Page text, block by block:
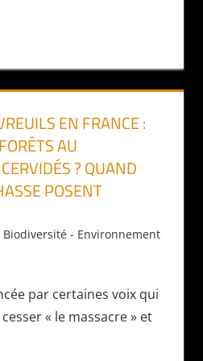
EN FRANCE :
AU
? QUAND
POSENT
Daniel
Biodiversité - Environnement
par certaines voix qui
« le massacre » et